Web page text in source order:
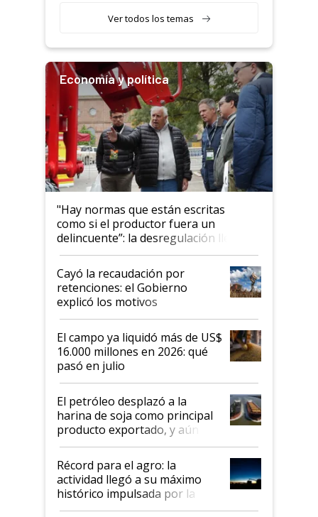
Ver todos los temas
Economía y política
"Hay normas que están escritas
como si el productor fuera un
delincuente”: la desregulación llegó
al Congreso Aapresid y hasta se
habló del financiamiento al IPCVA
Cayó la recaudación por
retenciones: el Gobierno
explicó los motivos
El campo ya liquidó más de US$
16.000 millones en 2026: qué
pasó en julio
El petróleo desplazó a la
harina de soja como principal
producto exportado, y aún así
el agro aportó casi seis de cada
diez dólares y sostuvo el
liderazgo en un semestre
récord
Récord para el agro: la
actividad llegó a su máximo
histórico impulsada por la
cosecha y las exportaciones